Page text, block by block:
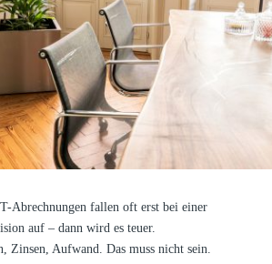
Abrechnungen fallen oft erst bei einer
auf – dann wird es teuer.
Zinsen, Aufwand. Das muss nicht sein.